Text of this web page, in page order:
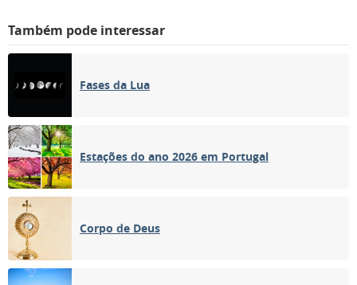
Também pode interessar
Fases da Lua
Estações do ano 2026 em Portugal
Corpo de Deus